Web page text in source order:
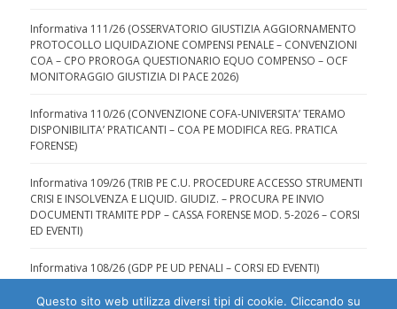
Informativa 111/26 (OSSERVATORIO GIUSTIZIA AGGIORNAMENTO
PROTOCOLLO LIQUIDAZIONE COMPENSI PENALE – CONVENZIONI
COA – CPO PROROGA QUESTIONARIO EQUO COMPENSO – OCF
MONITORAGGIO GIUSTIZIA DI PACE 2026)
Informativa 110/26 (CONVENZIONE COFA-UNIVERSITA’ TERAMO
DISPONIBILITA’ PRATICANTI – COA PE MODIFICA REG. PRATICA
FORENSE)
Informativa 109/26 (TRIB PE C.U. PROCEDURE ACCESSO STRUMENTI
CRISI E INSOLVENZA E LIQUID. GIUDIZ. – PROCURA PE INVIO
DOCUMENTI TRAMITE PDP – CASSA FORENSE MOD. 5-2026 – CORSI
ED EVENTI)
Informativa 108/26 (GDP PE UD PENALI – CORSI ED EVENTI)
Questo sito web utilizza diversi tipi di cookie. Cliccando su